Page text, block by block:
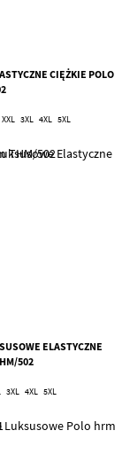
CIĘŻKIE POLO
XXL 3XL 4XL 5XL
ELASTYCZNE
502
3XL 4XL 5XL